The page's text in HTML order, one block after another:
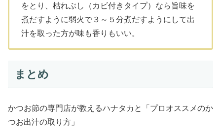
をとり、枯れぶし（カビ付きタイプ）なら旨味を
煮だすように弱火で３～５分煮だすようにして出
汁を取った方が味も香りもいい。
まとめ
かつお節の専門店が教えるハナタカと「プロオススメのか
つお出汁の取り方」